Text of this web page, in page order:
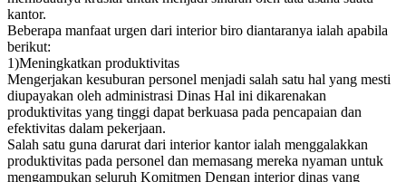
kantor.
Beberapa manfaat urgen dari interior biro diantaranya ialah apabila
berikut:
1)Meningkatkan produktivitas
Mengerjakan kesuburan personel menjadi salah satu hal yang mesti
diupayakan oleh administrasi Dinas Hal ini dikarenakan
produktivitas yang tinggi dapat berkuasa pada pencapaian dan
efektivitas dalam pekerjaan.
Salah satu guna darurat dari interior kantor ialah menggalakkan
produktivitas pada personel dan memasang mereka nyaman untuk
mengampukan seluruh Komitmen Dengan interior dinas yang